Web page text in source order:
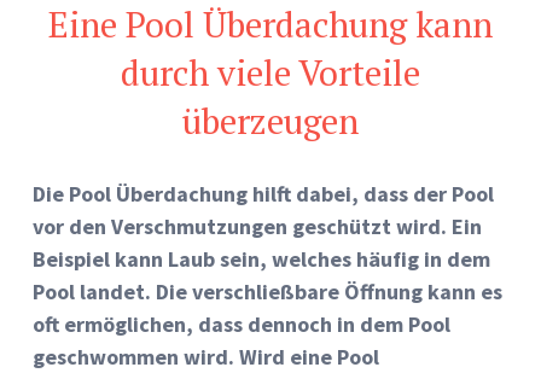
Eine Pool Überdachung kann
durch viele Vorteile
überzeugen
Die Pool Überdachung hilft dabei, dass der Pool
vor den Verschmutzungen geschützt wird. Ein
Beispiel kann Laub sein, welches häufig in dem
Pool landet. Die verschließbare Öffnung kann es
oft ermöglichen, dass dennoch in dem Pool
geschwommen wird. Wird eine Pool